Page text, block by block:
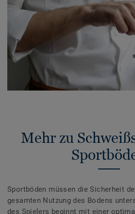
Mehr zu
Sportböden müssen die Sicherheit
gesamten Nutzung des Bodens
des Spielers beginnt mit einer